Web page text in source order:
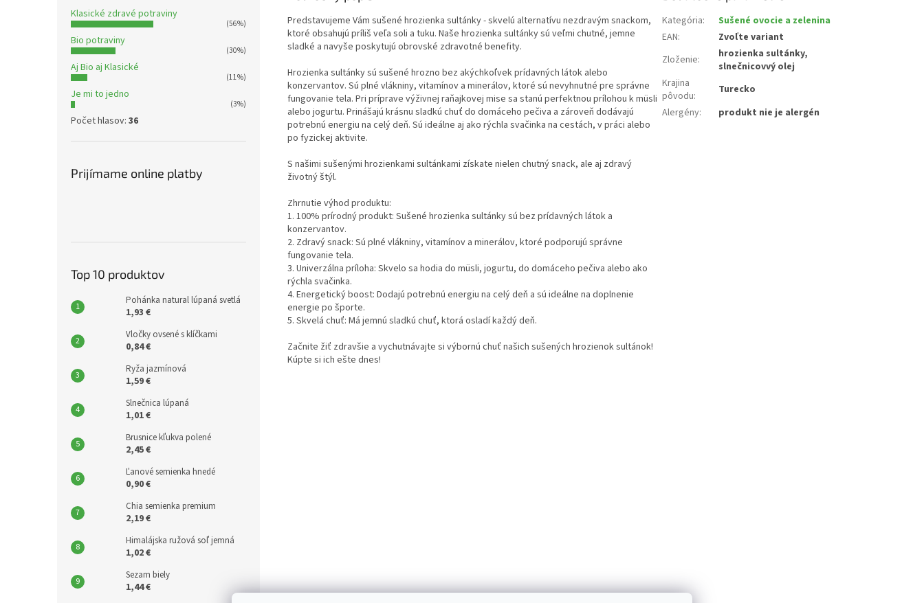
Klasické zdravé potraviny
(56%)
Bio potraviny
(30%)
Aj Bio aj Klasické
(11%)
Je mi to jedno
(3%)
Počet hlasov: 36
Prijímame online platby
Top 10 produktov
Pohánka natural lúpaná svetlá
1,93 €
Vločky ovsené s klíčkami
0,84 €
Ryža jazmínová
1,59 €
Slnečnica lúpaná
1,01 €
Brusnice kľukva polené
2,45 €
Ľanové semienka hnedé
0,90 €
Chia semienka premium
2,19 €
Himalájska ružová soľ jemná
1,02 €
Sezam biely
1,44 €
Predstavujeme Vám sušené hrozienka sultánky - skvelú alternatívu nezdravým snackom,
ktoré obsahujú príliš veľa soli a tuku. Naše hrozienka sultánky sú veľmi chutné, jemne
sladké a navyše poskytujú obrovské zdravotné benefity.
Hrozienka sultánky sú sušené hrozno bez akýchkoľvek prídavných látok alebo
konzervantov. Sú plné vlákniny, vitamínov a minerálov, ktoré sú nevyhnutné pre správne
fungovanie tela. Pri príprave výživnej raňajkovej mise sa stanú perfektnou prílohou k müsli
alebo jogurtu. Prinášajú krásnu sladkú chuť do domáceho pečiva a zároveň dodávajú
potrebnú energiu na celý deň. Sú ideálne aj ako rýchla svačinka na cestách, v práci alebo
po fyzickej aktivite.
S našimi sušenými hrozienkami sultánkami získate nielen chutný snack, ale aj zdravý
životný štýl.
Zhrnutie výhod produktu:
1. 100% prírodný produkt: Sušené hrozienka sultánky sú bez prídavných látok a
konzervantov.
2. Zdravý snack: Sú plné vlákniny, vitamínov a minerálov, ktoré podporujú správne
fungovanie tela.
3. Univerzálna príloha: Skvelo sa hodia do müsli, jogurtu, do domáceho pečiva alebo ako
rýchla svačinka.
4. Energetický boost: Dodajú potrebnú energiu na celý deň a sú ideálne na doplnenie
energie po športe.
5. Skvelá chuť: Má jemnú sladkú chuť, ktorá osladí každý deň.
Začnite žiť zdravšie a vychutnávajte si výbornú chuť našich sušených hrozienok sultánok!
Kúpte si ich ešte dnes!
Kategória:
Sušené ovocie a zelenina
EAN:
Zvoľte variant
Zloženie:
hrozienka sultánky,
slnečnicovvý olej
Krajina
pôvodu:
Turecko
Alergény: produkt nie je alergén